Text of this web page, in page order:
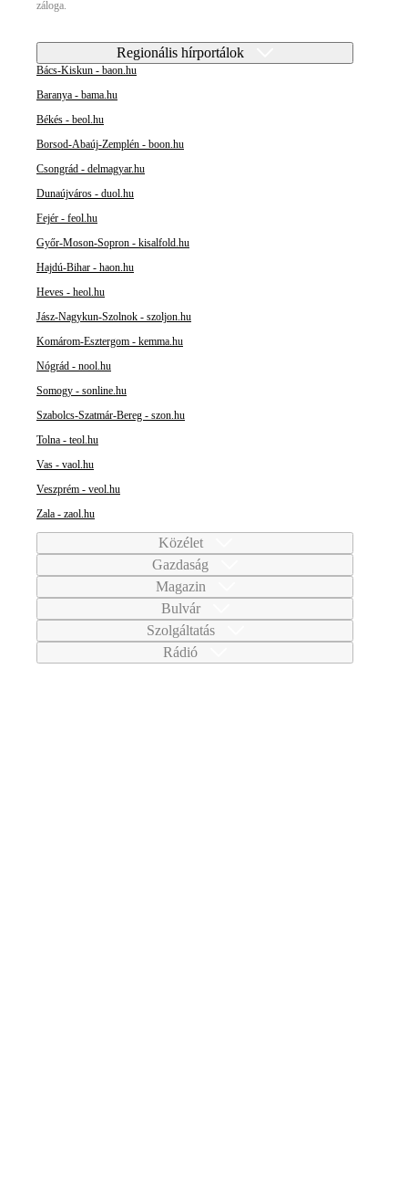
záloga.
Regionális hírportálok
Bács-Kiskun - baon.hu
Baranya - bama.hu
Békés - beol.hu
Borsod-Abaúj-Zemplén - boon.hu
Csongrád - delmagyar.hu
Dunaújváros - duol.hu
Fejér - feol.hu
Győr-Moson-Sopron - kisalfold.hu
Hajdú-Bihar - haon.hu
Heves - heol.hu
Jász-Nagykun-Szolnok - szoljon.hu
Komárom-Esztergom - kemma.hu
Nógrád - nool.hu
Somogy - sonline.hu
Szabolcs-Szatmár-Bereg - szon.hu
Tolna - teol.hu
Vas - vaol.hu
Veszprém - veol.hu
Zala - zaol.hu
Közélet
Gazdaság
Magazin
Bulvár
Szolgáltatás
Rádió